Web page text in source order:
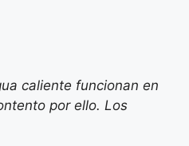
caliente funcionan en
por ello. Los